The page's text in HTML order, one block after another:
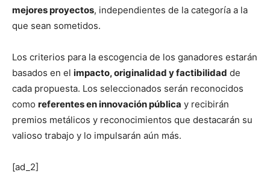
mejores proyectos, independientes de la categoría a la
que sean sometidos.
Los criterios para la escogencia de los ganadores estarán
basados en el impacto, originalidad y factibilidad de
cada propuesta. Los seleccionados serán reconocidos
como referentes en innovación pública y recibirán
premios metálicos y reconocimientos que destacarán su
valioso trabajo y lo impulsarán aún más.
[ad_2]